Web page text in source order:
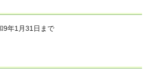
9年1月31日まで